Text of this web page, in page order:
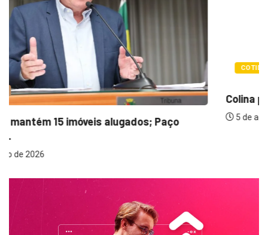
COTIDIANO
Colina promove 1º Fórum de Turismo para...
5 de agosto de 2026